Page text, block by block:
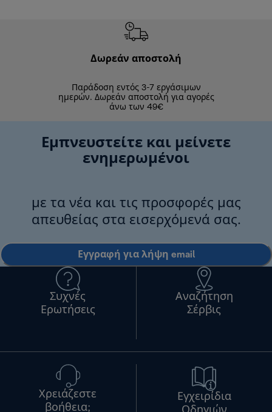
Δωρεάν αποστολή
Παράδοση εντός 3-7 εργάσιμων
ημερών. Δωρεάν αποστολή για αγορές
άνω των 49€
Εμπνευστείτε και μείνετε
ενημερωμένοι
με τα νέα και τις προσφορές μας
απευθείας στα εισερχόμενά σας.
Εγγραφή για λήψη email
Συχνές
Ερωτήσεις
Αναζήτηση
Σέρβις
Χρειάζεστε
βοήθεια;
Εγχειρίδια